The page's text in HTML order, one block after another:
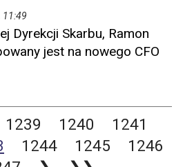
11:49
Dyrekcji Skarbu, Ramon
jest na nowego CFO
1239 1240
1241
1244 1245
1246